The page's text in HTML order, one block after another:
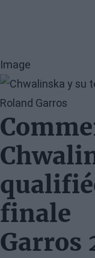
Image
Garros